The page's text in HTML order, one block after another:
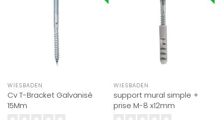
WIESBADEN
Cv T-Bracket Galvanisé
15Mm
WIESBADEN
support mural simple +
prise M-8 x12mm